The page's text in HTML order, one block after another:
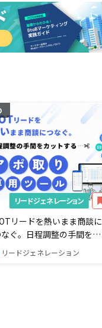
リードジェネレーション
リードを熱いまま商談に
ぐ。日程調整の手間をカ
する「アポ取り専用」ツ
リードジェネレーション